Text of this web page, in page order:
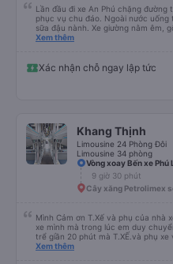
Lần đầu đi xe An Phú chặng
phục vụ chu đáo. Ngoài nước
sữa đậu nành. Xe giường nằm êm,
treo thêm ở mỗi giường một cái giỏ
ngoài (với số tiền bỏ ra cho tuyến
Xem thêm
Xác nhận chỗ ngay lập tức
Khang Thịnh
Limousine 24 Phòng Đôi
Limousine 34 phòng
Vòng xoay Bến xe Phú
9 giờ 30 phút
Cây xăng Petrolimex
Mình Cảm ơn T.Xế và phụ của nhà
xe mình mà trong lúc em duy
trể giần 20 phút mà T.XẾ.và phụ
mình như những nhà xe khác. Xe mình đi là loại xe 24p đôi . xe có rèm kéo
Xem thêm